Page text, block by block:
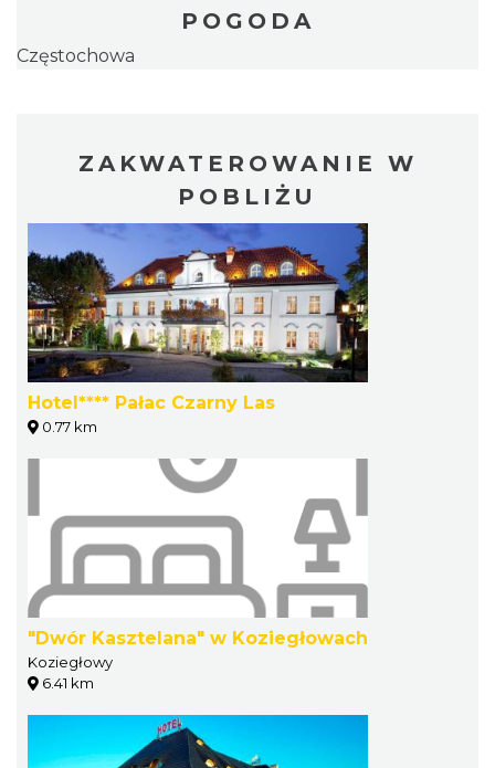
POGODA
Częstochowa
ZAKWATEROWANIE W
POBLIŻU
Hotel**** Pałac Czarny Las
0.77 km
"Dwór Kasztelana" w Koziegłowach
Koziegłowy
6.41 km